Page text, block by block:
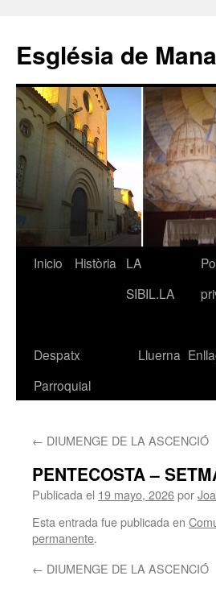
contenido
Església de
Inicio Història
LA
SIBIL.LA
Despatx
Parroquial
Lluerna
← DIUMENGE DE LA ASCENCIÓ
PENTECOSTA –
Publicada el 19 mayo, 2026por
Esta entrada fue publicada en
permanente.
← DIUMENGE DE LA ASCENCIÓ